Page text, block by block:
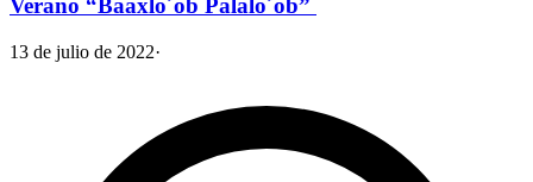
Verano “Baaxlo´ob Palalo´ob”
13 de julio de 2022·